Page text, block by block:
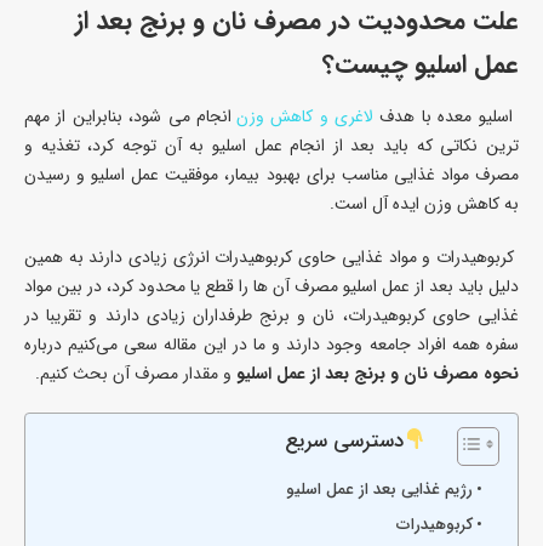
علت محدودیت در مصرف نان و برنج بعد از
عمل اسلیو چیست؟
اسلیو معده با هدف لاغری و کاهش وزن انجام می شود، بنابراین از مهم
ترین نکاتی که باید بعد از انجام عمل اسلیو به آن توجه کرد، تغذیه و
مصرف مواد غذایی مناسب برای بهبود بیمار، موفقیت عمل اسلیو و رسیدن
به کاهش وزن ایده آل است.
کربوهیدرات و مواد غذایی حاوی کربوهیدرات انرژی زیادی دارند به همین
دلیل باید بعد از عمل اسلیو مصرف آن ها را قطع یا محدود کرد، در بین مواد
غذایی حاوی کربوهیدرات، نان و برنج طرفداران زیادی دارند و تقریبا در
سفره همه افراد جامعه وجود دارند و ما در این مقاله سعی می‌کنیم درباره
نحوه مصرف نان و برنج بعد از عمل اسلیو و مقدار مصرف آن بحث کنیم.
دسترسی سریع
رژیم غذایی بعد از عمل اسلیو
کربوهیدرات